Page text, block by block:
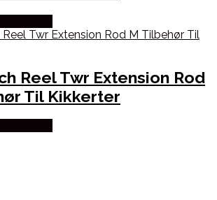
Reel Twr Extension Rod
Til Kikkerter